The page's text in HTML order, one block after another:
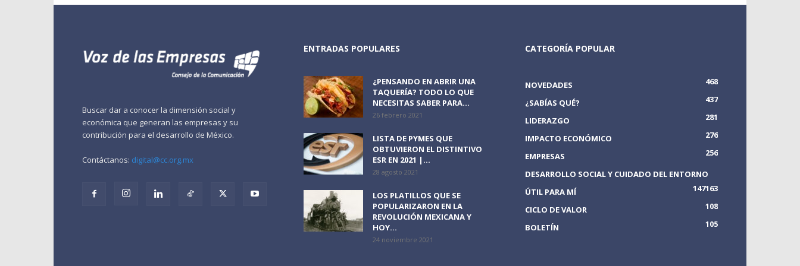
Buscar dar a conocer la dimensión social y
económica que generan las empresas y su
contribución para el desarrollo de México.
Contáctanos: digital@cc.org.mx
ENTRADAS POPULARES
¿PENSANDO EN ABRIR UNA
TAQUERÍA? TODO LO QUE
NECESITAS SABER PARA...
26 febrero 2021
LISTA DE PYMES QUE
OBTUVIERON EL DISTINTIVO
ESR EN 2021 |...
28 agosto 2021
LOS PLATILLOS QUE SE
POPULARIZARON EN LA
REVOLUCIÓN MEXICANA Y
HOY...
24 noviembre 2021
CATEGORÍA POPULAR
NOVEDADES
468
¿SABÍAS QUÉ?
437
LIDERAZGO
281
IMPACTO ECONÓMICO
276
EMPRESAS
256
DESARROLLO SOCIAL Y CUIDADO DEL ENTORNO
163
ÚTIL PARA MÍ
147
CICLO DE VALOR
108
BOLETÍN
105